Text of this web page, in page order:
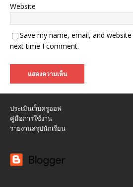
Website
Save my name, email, and
next time I comment.
ประเมินเว็บครูออฟ
คู่มือการใช้งาน
รายงานสรุปนักเรียน